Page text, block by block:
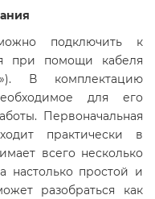
подключить к
при помощи кабеля
В комплектацию
для его
Первоначальная
практически в
всего несколько
настолько простой и
разобраться как